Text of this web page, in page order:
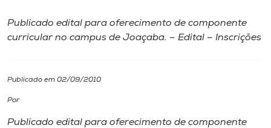
A
Internacionalização
I.nova
Publicado edital para oferecimento de componente
curricular no campus de Joaçaba. – Edital – Inscrições
Publicado em 02/09/2010
Por
Publicado edital para oferecimento de componente